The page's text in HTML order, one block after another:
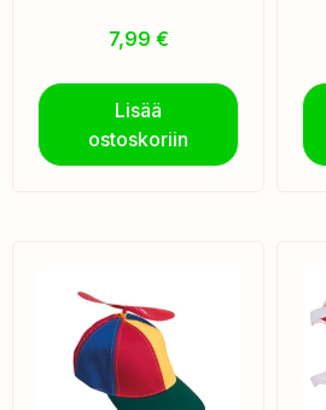
7,99 €
Lisää
ostoskoriin